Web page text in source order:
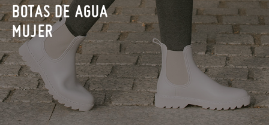
BOTAS DE AGUA
MUJER